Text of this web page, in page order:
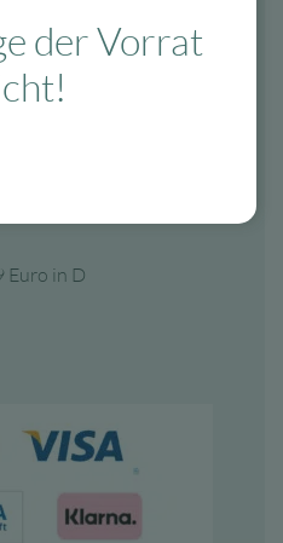
Euro in D
der Vorrat